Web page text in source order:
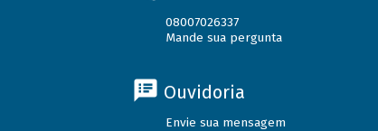
08007026337
Mande sua pergunta
Ouvidoria
Envie sua mensagem